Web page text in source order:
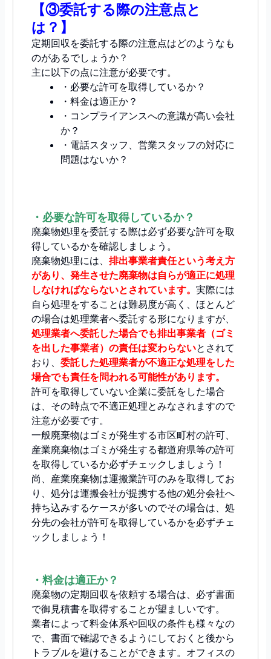
【③委託する際の注意点と
は？】
定期回収を委託する際の注意点はどのようなも
のがあるでしょうか？
主に以下の点に注意が必要です。
・必要な許可を取得しているか？
・料金は適正か？
・コンプライアンスへの意識が高い会社
か？
・電話スタッフ、営業スタッフの対応に
問題はないか？
・必要な許可を取得しているか？
廃棄物処理を委託する際は必ず必要な許可を取
得しているかを確認しましょう。
廃棄物処理には、 排出事業者責任という考え方
があり、発生させた廃棄物は自らが適正に処理
しなければならないとされています。 実際には
自ら処理をすることは難易度が高く、ほとんど
の場合は処理業者へ委託する形になりますが、
処理業者へ委託した場合でも排出事業者（ゴミ
を出した事業者）の責任は変わらないとされて
おり、 委託した処理業者が不適正な処理をした
場合でも責任を問われる可能性があります。
許可を取得していない企業に委託をした場合
は、その時点で不適正処理とみなされますので
注意が必要です。
一般廃棄物はゴミが発生する市区町村の許可、
産業廃棄物はゴミが発生する都道府県等の許可
を取得しているか必ずチェックしましょう！
尚、産業廃棄物は運搬業許可のみを取得してお
り、処分は運搬会社が提携する他の処分会社へ
持ち込みするケースが多いのでその場合は、処
分先の会社が許可を取得しているかを必ずチェ
ックしましょう！
・料金は適正か？
廃棄物の定期回収を依頼する場合は、必ず書面
で御見積書を取得することが望ましいです。
業者によって料金体系や回収の条件も様々なの
で、書面で確認できるようにしておくと後から
トラブルを避けることができます。オフィスの